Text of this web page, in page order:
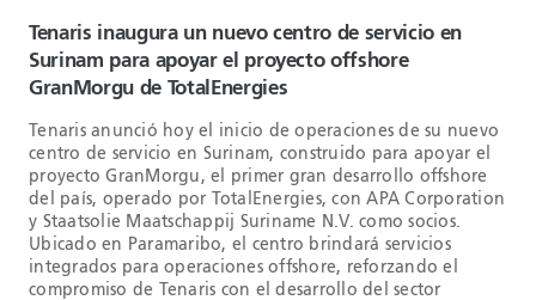
Tenaris inaugura un nuevo centro de servicio en
Surinam para apoyar el proyecto offshore
GranMorgu de TotalEnergies
Tenaris anunció hoy el inicio de operaciones de su nuevo
centro de servicio en Surinam, construido para apoyar el
proyecto GranMorgu, el primer gran desarrollo offshore
del país, operado por TotalEnergies, con APA Corporation
y Staatsolie Maatschappij Suriname N.V. como socios.
Ubicado en Paramaribo, el centro brindará servicios
integrados para operaciones offshore, reforzando el
compromiso de Tenaris con el desarrollo del sector